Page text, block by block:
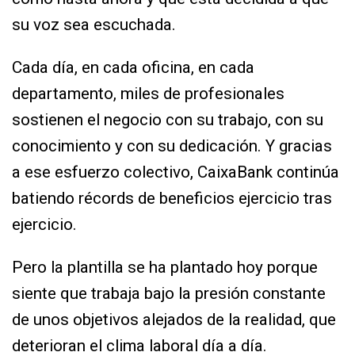
su voz sea escuchada.
Cada día, en cada oficina, en cada
departamento, miles de profesionales
sostienen el negocio con su trabajo, con su
conocimiento y con su dedicación. Y gracias
a ese esfuerzo colectivo, CaixaBank continúa
batiendo récords de beneficios ejercicio tras
ejercicio.
Pero la plantilla se ha plantado hoy porque
siente que trabaja bajo la presión constante
de unos objetivos alejados de la realidad, que
deterioran el clima laboral día a día.